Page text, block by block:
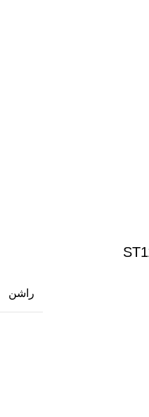
راشن